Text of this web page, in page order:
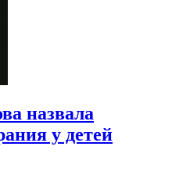
назвала
у детей